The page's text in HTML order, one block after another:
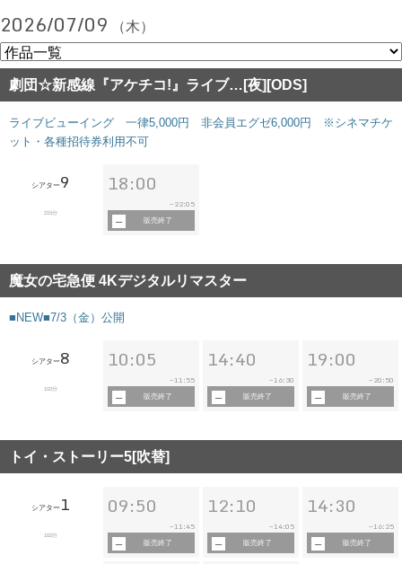
2026/07/09 （木）
劇団☆新感線『アケチコ!』ライブ…[夜][ODS]
ライブビューイング 一律5,000円 非会員エグゼ6,000円 ※シネマチケ
ット・各種招待券利用不可
シアター9
215分
18:00
~ 22:05
販売終了
魔女の宅急便 4Kデジタルリマスター
■NEW■7/3（金）公開
シアター8
102分
10:05
~11:55
販売終了
14:40
~16:30
販売終了
19:00
~ 20:50
販売終了
トイ・ストーリー5[吹替]
シアター 1
102分
09:50
~11:45
販売終了
12:10
~14:05
販売終了
14:30
~16:25
販売終了